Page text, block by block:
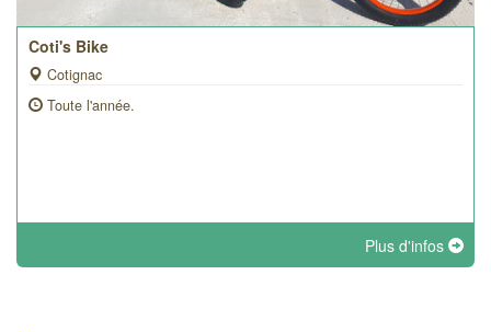
Coti's Bike
Cotignac
Toute l'année.
Plus d'infos